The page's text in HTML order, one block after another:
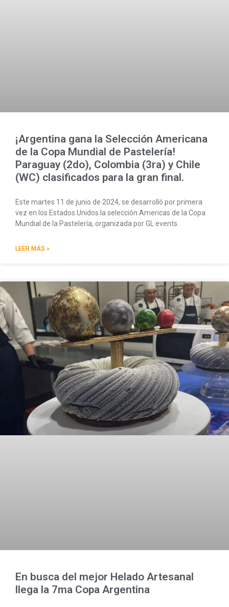
¡Argentina gana la Selección Americana
de la Copa Mundial de Pastelería!
Paraguay (2do), Colombia (3ra) y Chile
(WC) clasificados para la gran final.
Este martes 11 de junio de 2024, se desarrolló por primera
vez en los Estados Unidos la selección Americas de la Copa
Mundial de la Pastelería, organizada por GL events.
LEER MÁS »
En busca del mejor Helado Artesanal
llega la 7ma Copa Argentina